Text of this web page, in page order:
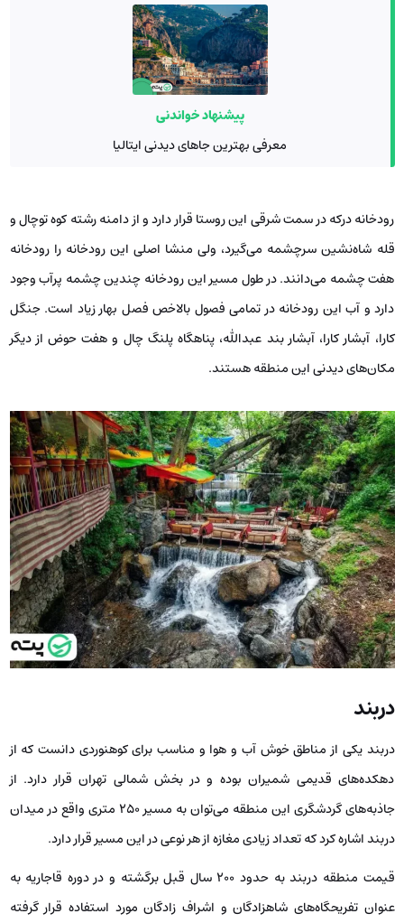
پیشنهاد خواندنی
معرفی بهترین جاهای دیدنی ایتالیا
رودخانه درکه در سمت شرقی این روستا قرار دارد و از دامنه رشته کوه توچال و
قله شاه‌نشین سرچشمه می‌گیرد، ولی منشا اصلی این رودخانه را رودخانه
هفت چشمه می‌دانند. در طول مسیر این رودخانه چندین چشمه پرآب وجود
دارد و آب این رودخانه در تمامی فصول بالاخص فصل بهار زیاد است. جنگل
کارا، آبشار کارا، آبشار بند عبدالله، پناهگاه پلنگ چال و هفت حوض از دیگر
مکان‌های دیدنی این منطقه هستند.
دربند
دربند یکی از مناطق خوش آب و هوا و مناسب برای کوهنوردی دانست که از
دهکده‌های قدیمی شمیران بوده و در بخش شمالی تهران قرار دارد. از
جاذبه‌های گردشگری این منطقه می‌توان به مسیر 250 متری واقع در میدان
دربند اشاره کرد که تعداد زیادی مغازه از هر نوعی در این مسیر قرار دارد.
قیمت منطقه دربند به حدود 200 سال قبل برگشته و در دوره قاجاریه به
عنوان تفریحگاه‌های شاهزادگان و اشراف زادگان مورد استفاده قرار گرفته